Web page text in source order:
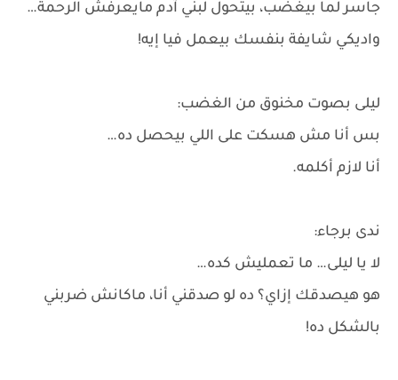
جاسر لما بيغضب، بيتحول لبني آدم مايعرفش الرحمة…
واديكي شايفة بنفسك بيعمل فيا إيه!
ليلى بصوت مخنوق من الغضب:
بس أنا مش هسكت على اللي بيحصل ده…
أنا لازم أكلمه.
ندى برجاء:
لا يا ليلى… ما تعمليش كده…
هو هيصدقك إزاي؟ ده لو صدقني أنا، ماكانش ضربني
بالشكل ده!